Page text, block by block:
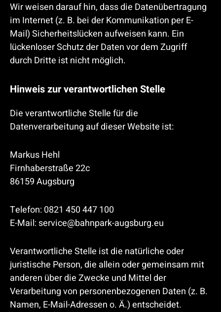
Wir weisen darauf hin, dass die Datenübertragung
im Internet (z. B. bei der Kommunikation per E-
Mail) Sicherheitslücken aufweisen kann. Ein
lückenloser Schutz der Daten vor dem Zugriff
durch Dritte ist nicht möglich.
Hinweis zur verantwortlichen Stelle
Die verantwortliche Stelle für die
Datenverarbeitung auf dieser Website ist:
Markus Hehl
Firnhaberstraße 22c
86159 Augsburg
Telefon: 0821 450 447 100
E-Mail: service@bahnpark-augsburg.eu
Verantwortliche Stelle ist die natürliche oder
juristische Person, die allein oder gemeinsam mit
anderen über die Zwecke und Mittel der
Verarbeitung von personenbezogenen Daten (z. B.
Namen, E-Mail-Adressen o. Ä.) entscheidet.